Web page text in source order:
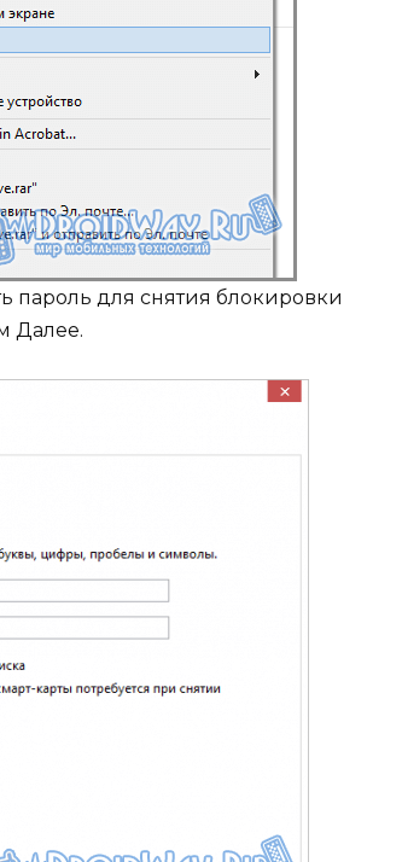
пароль для снятия блокировки
Далее.